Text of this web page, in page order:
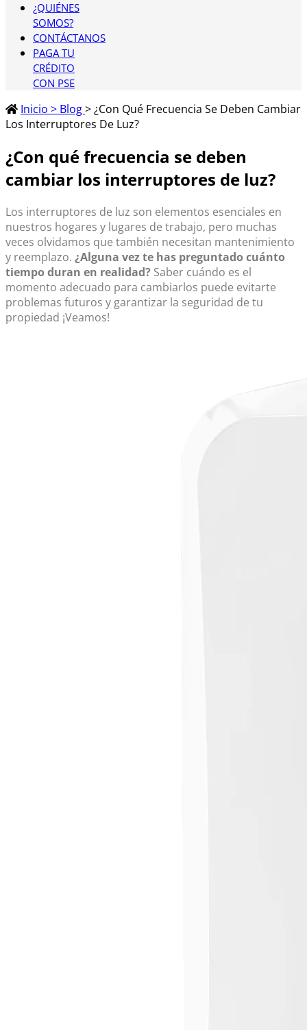
¿QUIÉNES
SOMOS?
CONTÁCTANOS
PAGA TU
CRÉDITO
CON PSE
Inicio > Blog> ¿Con Qué Frecuencia Se Deben Cambiar
Los Interruptores De Luz?
¿Con qué frecuencia se deben
cambiar los interruptores de luz?
Los interruptores de luz son elementos esenciales en
nuestros hogares y lugares de trabajo, pero muchas
veces olvidamos que también necesitan mantenimiento
y reemplazo. ¿Alguna vez te has preguntado cuánto
tiempo duran en realidad? Saber cuándo es el
momento adecuado para cambiarlos puede evitarte
problemas futuros y garantizar la seguridad de tu
propiedad ¡Veamos!